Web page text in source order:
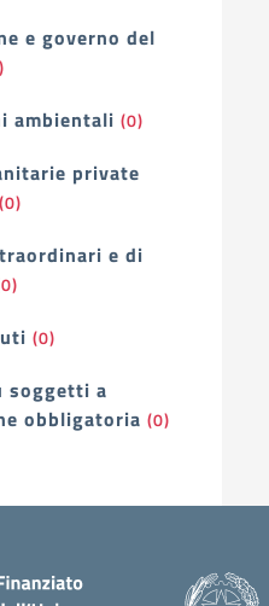
e governo del
ambientali (0)
private
(0)
e di
(0)
soggetti a
obbligatoria (0)